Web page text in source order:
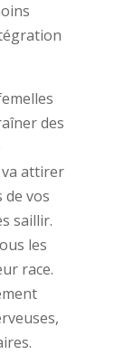
des
attirer
de vos
saillir.
les
race.